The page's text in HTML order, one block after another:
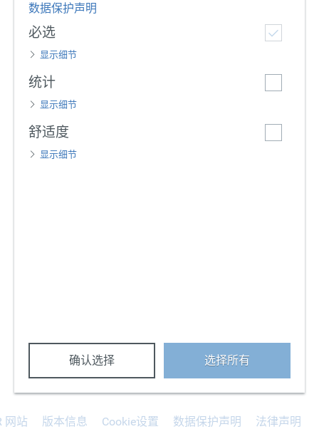
功率密度
数据保护声明
必选
显示细节
统计
显示细节
舒适度
显示细节
确认选择 选择所有
网站 版本信息 Cookie设置 数据保护声明 法律声明